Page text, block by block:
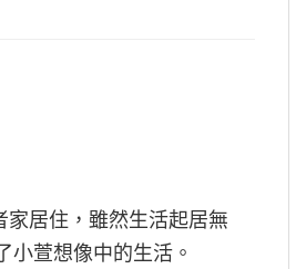
居住，雖然生活起居無
小萱想像中的生活。